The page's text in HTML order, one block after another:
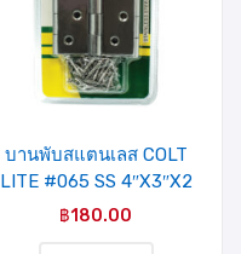
รายการ
สินค้าที่
ชอบ
บานพับสแตนเลส COLT
LITE #065 SS 4″X3″X2
mm. (3อัน/แผง)
฿180.00